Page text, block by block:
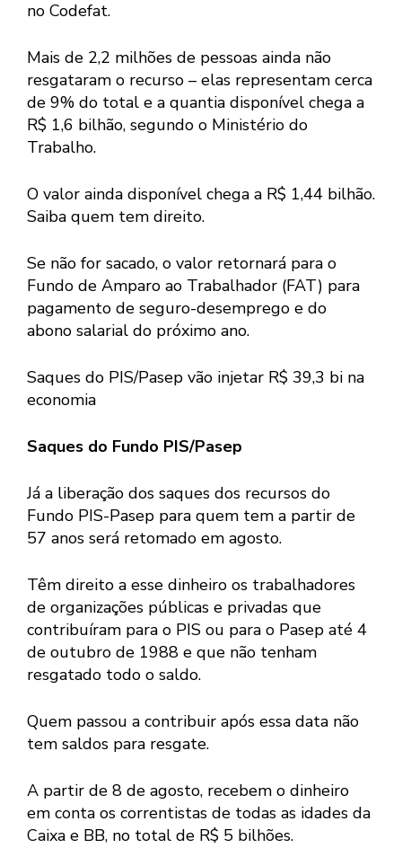
no Codefat.
Mais de 2,2 milhões de pessoas ainda não
resgataram o recurso – elas representam cerca
de 9% do total e a quantia disponível chega a
R$ 1,6 bilhão, segundo o Ministério do
Trabalho.
O valor ainda disponível chega a R$ 1,44 bilhão.
Saiba quem tem direito.
Se não for sacado, o valor retornará para o
Fundo de Amparo ao Trabalhador (FAT) para
pagamento de seguro-desemprego e do
abono salarial do próximo ano.
Saques do PIS/Pasep vão injetar R$ 39,3 bi na
economia
Saques do Fundo PIS/Pasep
Já a liberação dos saques dos recursos do
Fundo PIS-Pasep para quem tem a partir de
57 anos será retomado em agosto.
Têm direito a esse dinheiro os trabalhadores
de organizações públicas e privadas que
contribuíram para o PIS ou para o Pasep até 4
de outubro de 1988 e que não tenham
resgatado todo o saldo.
Quem passou a contribuir após essa data não
tem saldos para resgate.
A partir de 8 de agosto, recebem o dinheiro
em conta os correntistas de todas as idades da
Caixa e BB, no total de R$ 5 bilhões.